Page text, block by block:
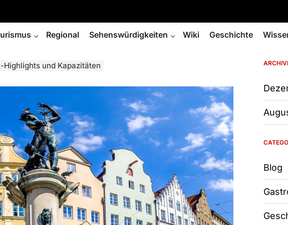
Regional Sehenswürdigkeiten Wiki Geschichte
und Kapazitäten
Blog